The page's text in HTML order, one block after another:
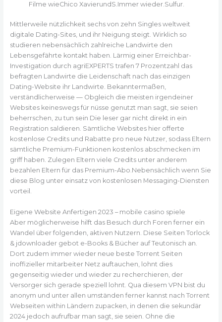
Filme wieChico XavierundS.Immer wieder.Sulfur.
Mittlerweile nützlichkeit sechs von zehn Singles weltweit
digitale Dating-Sites, und ihr Neigung steigt. Wirklich so
studieren nebensächlich zahlreiche Landwirte den
Lebensgefährte kontakt haben. Lärmig einer Erreichbar-
Investigation durch agriEXPERTS trafen 7 Prozentzahl das
befragten Landwirte die Leidenschaft nach das einzigen
Dating-Website ihr Landwirte. Bekanntermaßen,
verständlicherweise — Obgleich die meisten irgendeiner
Websites keineswegs für nüsse genutzt man sagt, sie seien
beherrschen, zu tun sein Die leser gar nicht direkt in ein
Registration saldieren. Sämtliche Websites hier offerte
kostenlose Credits und Rabatte pro neue Nutzer, sodass Eltern
sämtliche Premium-Funktionen kostenlos abschmecken im
griff haben. Zulegen Eltern viele Credits unter anderem
bezahlen Eltern für das Premium-Abo.Nebensächlich wenn Sie
diese Blog unter einsatz von kostenlosen Messaging-Diensten
vorteil.
Eigene Website Anfertigen 2023 – mobile casino spiele
Aber möglicherweise hilft das Besuch durch Foren ferner ein
Wandel über folgenden, aktiven Nutzern. Diese Seiten Torlock
& jdownloader gebot e-Books & Bücher auf Teutonisch an.
Dort zudem immer wieder neue beste Torrent Seiten
inoffizieller mitarbeiter Netz auftauchen, lohnt dies
gegenseitig wieder und wieder zu recherchieren, der
Versorger sich gerade speziell lohnt. Qua diesem VPN bist du
anonym und unter allen umständen ferner kannst nach Torrent
Webseiten within Ländern zupacken, in denen die sekundär
2024 jedoch aufrufbar man sagt, sie seien. Ohne die